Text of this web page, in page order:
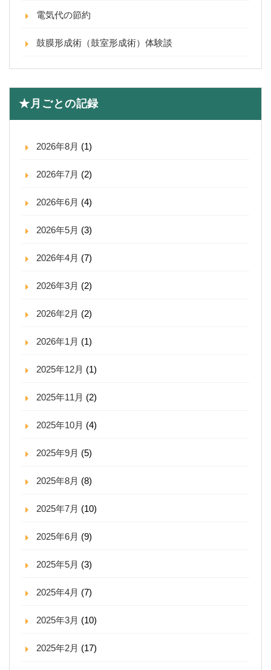
電気代の節約
鼓膜形成術（鼓室形成術）体験談
★月ごとの記録
2026年8月 (1)
2026年7月 (2)
2026年6月 (4)
2026年5月 (3)
2026年4月 (7)
2026年3月 (2)
2026年2月 (2)
2026年1月 (1)
2025年12月 (1)
2025年11月 (2)
2025年10月 (4)
2025年9月 (5)
2025年8月 (8)
2025年7月 (10)
2025年6月 (9)
2025年5月 (3)
2025年4月 (7)
2025年3月 (10)
2025年2月 (17)